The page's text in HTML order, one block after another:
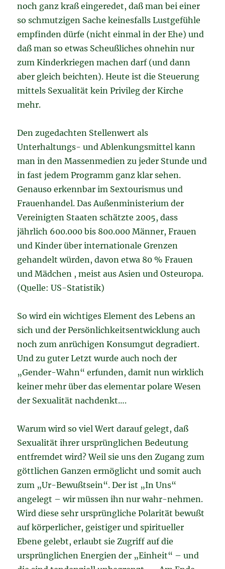
noch ganz kraß eingeredet, daß man bei einer
so schmutzigen Sache keinesfalls Lustgefühle
empfinden dürfe (nicht einmal in der Ehe) und
daß man so etwas Scheußliches ohnehin nur
zum Kinderkriegen machen darf (und dann
aber gleich beichten). Heute ist die Steuerung
mittels Sexualität kein Privileg der Kirche
mehr.
Den zugedachten Stellenwert als
Unterhaltungs- und Ablenkungsmittel kann
man in den Massenmedien zu jeder Stunde und
in fast jedem Programm ganz klar sehen.
Genauso erkennbar im Sextourismus und
Frauenhandel. Das Außenministerium der
Vereinigten Staaten schätzte 2005, dass
jährlich 600.000 bis 800.000 Männer, Frauen
und Kinder über internationale Grenzen
gehandelt würden, davon etwa 80 % Frauen
und Mädchen , meist aus Asien und Osteuropa.
(Quelle: US-Statistik)
So wird ein wichtiges Element des Lebens an
sich und der Persönlichkeitsentwicklung auch
noch zum anrüchigen Konsumgut degradiert.
Und zu guter Letzt wurde auch noch der
„Gender-Wahn“ erfunden, damit nun wirklich
keiner mehr über das elementar polare Wesen
der Sexualität nachdenkt….
Warum wird so viel Wert darauf gelegt, daß
Sexualität ihrer ursprünglichen Bedeutung
entfremdet wird? Weil sie uns den Zugang zum
göttlichen Ganzen ermöglicht und somit auch
zum „Ur-Bewußtsein“. Der ist „In Uns“
angelegt – wir müssen ihn nur wahr-nehmen.
Wird diese sehr ursprüngliche Polarität bewußt
auf körperlicher, geistiger und spiritueller
Ebene gelebt, erlaubt sie Zugriff auf die
ursprünglichen Energien der „Einheit“ – und